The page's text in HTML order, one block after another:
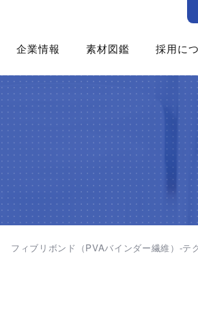
クネット）
）
ミカル
企業情報
企業概要
三晶について
中央研究所
Co Lab
丹波篠山加工センター
沿革
トピックス
素材図鑑 採用に
採用
新卒
中途
社員
社員
社員
社員
エン
フィブリボンド（PVAバインダー繊維）-テ